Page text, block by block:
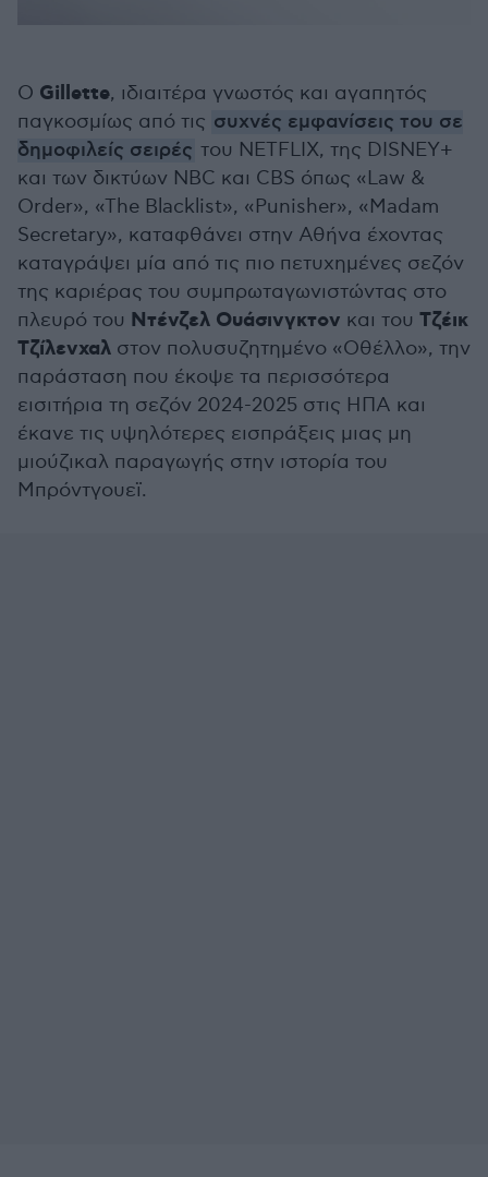
Ο Gillette, ιδιαιτέρα γνωστός και αγαπητός
παγκοσμίως από τις συχνές εμφανίσεις του σε
δημοφιλείς σειρές του NETFLIX, της DISNEY+
και των δικτύων NBC και CBS όπως «Law &
Order», «The Blacklist», «Punisher», «Madam
Secretary», καταφθάνει στην Αθήνα έχοντας
καταγράψει μία από τις πιο πετυχημένες σεζόν
της καριέρας του συμπρωταγωνιστώντας στο
πλευρό του Ντένζελ Ουάσινγκτον και του Τζέικ
Τζίλενχαλ στον πολυσυζητημένο «Οθέλλο», την
παράσταση που έκοψε τα περισσότερα
εισιτήρια τη σεζόν 2024-2025 στις ΗΠΑ και
έκανε τις υψηλότερες εισπράξεις μιας μη
μιούζικαλ παραγωγής στην ιστορία του
Μπρόντγουεϊ.